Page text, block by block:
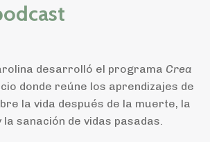
desarrolló el programa Crea
donde reúne los aprendizajes de
la vida después de la muerte, la
sanación de vidas pasadas.